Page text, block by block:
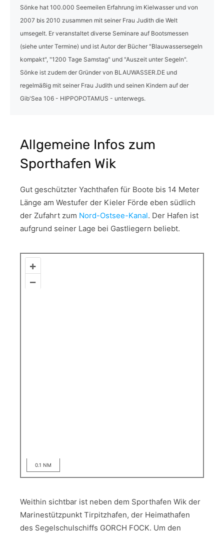
Sönke hat 100.000 Seemeilen Erfahrung im Kielwasser und von
2007 bis 2010 zusammen mit seiner Frau Judith die Welt
umsegelt. Er veranstaltet diverse Seminare auf Bootsmessen
(siehe unter Termine) und ist Autor der Bücher "Blauwassersegeln
kompakt", "1200 Tage Samstag" und "Auszeit unter Segeln".
Sönke ist zudem der Gründer von BLAUWASSER.DE und
regelmäßig mit seiner Frau Judith und seinen Kindern auf der
Gib'Sea 106 - HIPPOPOTAMUS - unterwegs.
Allgemeine Infos zum
Sporthafen Wik
Gut geschützter Yachthafen für Boote bis 14 Meter
Länge am Westufer der Kieler Förde eben südlich
der Zufahrt zum Nord-Ostsee-Kanal. Der Hafen ist
aufgrund seiner Lage bei Gastliegern beliebt.
+
–
0.1 NM
Weithin sichtbar ist neben dem Sporthafen Wik der
Marinestützpunkt Tirpitzhafen, der Heimathafen
des Segelschulschiffs GORCH FOCK. Um den